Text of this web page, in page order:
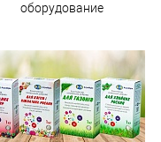
оборудование